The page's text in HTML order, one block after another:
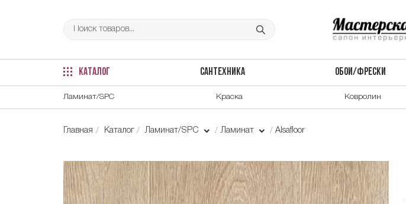
КАТАЛОГ САНТЕХНИКА ОБОИ/ФРЕСКИ
Ламинат/SPC Краска Ковролин
Главная Каталог Ламинат/SPC Ламинат Alsafloor